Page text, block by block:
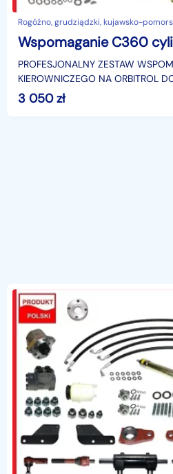
Rogóźno, grudziądzki, kujawsko-
PROFESJONALNY ZESTAW
KIEROWNICZEGO NA ORBITROL
CIĄGNIKÓW Z PRZEDNIĄ OSIĄ
3 050zł